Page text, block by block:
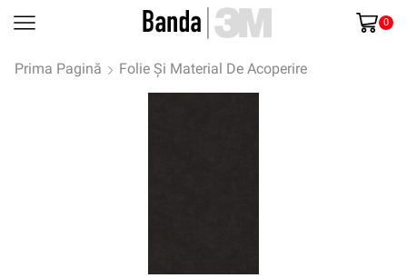
0
Prima Pagină Folie Și Material De Acoperire